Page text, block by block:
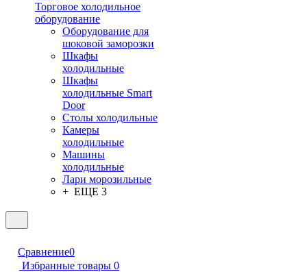
Торговое холодильное
оборудование
Оборудование для
шоковой заморозки
Шкафы
холодильные
Шкафы
холодильные Smart
Door
Столы холодильные
Камеры
холодильные
Машины
холодильные
Лари морозильные
+ ЕЩЕ 3
Сравнение0
Избранные товары 0